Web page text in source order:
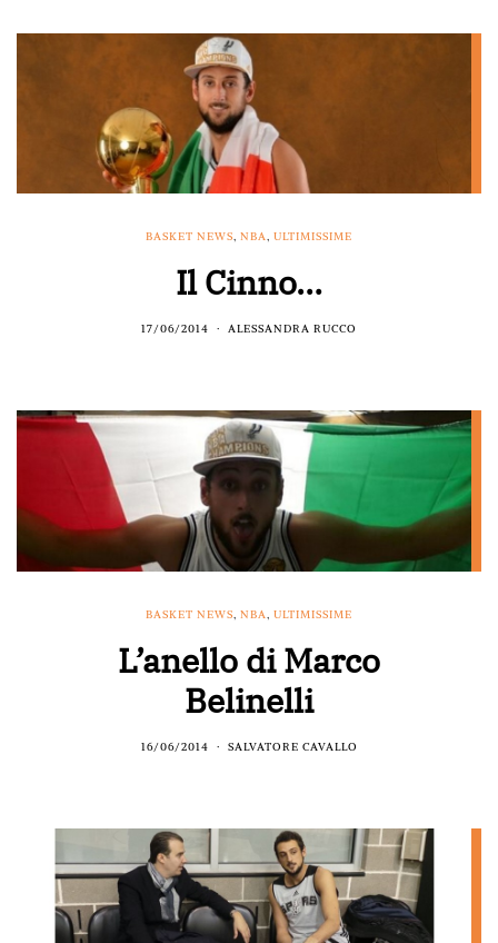
BASKET NEWS, NBA, ULTIMISSIME
Il Cinno…
17/06/2014 ALESSANDRA RUCCO
BASKET NEWS, NBA, ULTIMISSIME
L’anello di Marco
Belinelli
16/06/2014 SALVATORE CAVALLO